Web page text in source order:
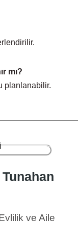
mı?
planlanabilir.
ve Aile